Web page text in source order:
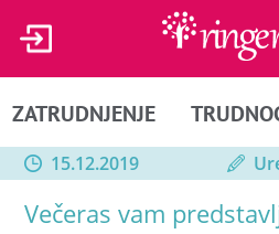
ZATRUDNJENJE
15.12.2019
Večeras vam